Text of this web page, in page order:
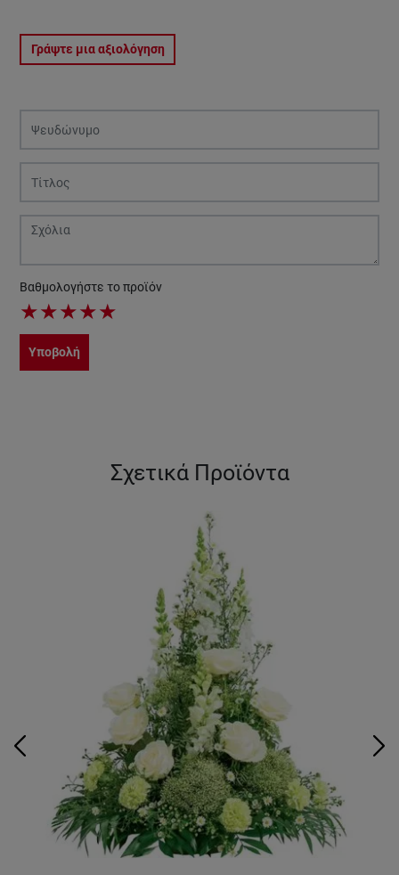
Γράψτε μια αξιολόγηση
Βαθμολογήστε το προϊόν
★★★★★
Υποβολή
Σχετικά Προϊόντα